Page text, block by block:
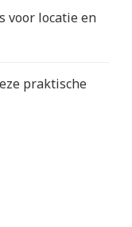
voor locatie en
praktische